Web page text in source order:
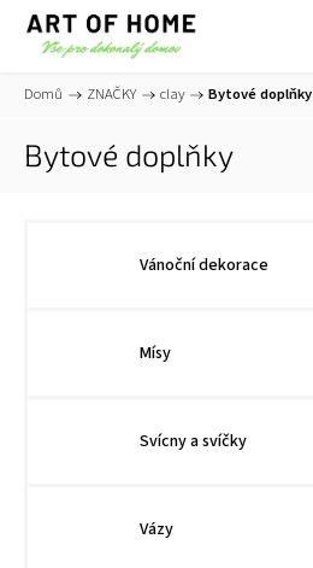
Domů / ZNAČKY / clay / Bytové doplňky
Bytové doplňky
Vánoční dekorace
Mísy
Svícny a svíčky
Vázy